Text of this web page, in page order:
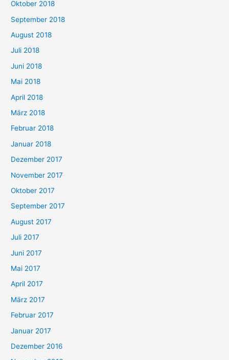
Oktober 2018
September 2018
August 2018
Juli 2018
Juni 2018
Mai 2018
April 2018
März 2018
Februar 2018
Januar 2018
Dezember 2017
November 2017
Oktober 2017
September 2017
August 2017
Juli 2017
Juni 2017
Mai 2017
April 2017
März 2017
Februar 2017
Januar 2017
Dezember 2016